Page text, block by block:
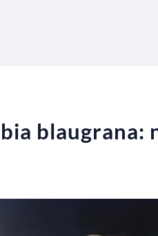
blaugrana: